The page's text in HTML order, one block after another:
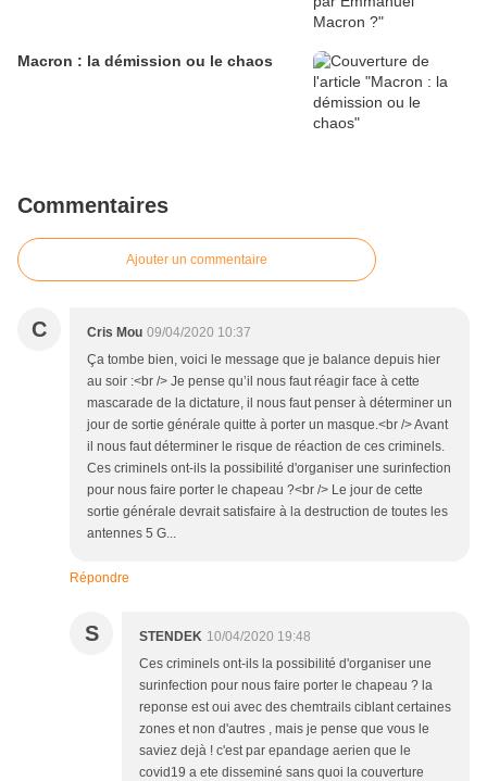
Macron : la démission ou le chaos
Commentaires
Ajouter un commentaire
C Cris Mou 09/04/2020 10:37
Ça tombe bien, voici le message que je balance depuis hier
au soir :<br /> Je pense qu’il nous faut réagir face à cette
mascarade de la dictature, il nous faut penser à déterminer un
jour de sortie générale quitte à porter un masque.<br /> Avant
il nous faut déterminer le risque de réaction de ces criminels.
Ces criminels ont-ils la possibilité d'organiser une surinfection
pour nous faire porter le chapeau ?<br /> Le jour de cette
sortie générale devrait satisfaire à la destruction de toutes les
antennes 5 G...
Répondre
S STENDEK 10/04/2020 19:48
Ces criminels ont-ils la possibilité d'organiser une
surinfection pour nous faire porter le chapeau ? la
reponse est oui avec des chemtrails ciblant certaines
zones et non d'autres , mais je pense que vous le
saviez dejà ! c'est par epandage aerien que le
covid19 a ete disseminé sans quoi la couverture